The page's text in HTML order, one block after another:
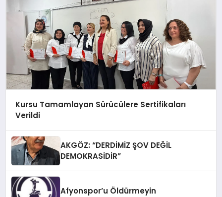
Kursu Tamamlayan Sürücülere Sertifikaları
Verildi
AKGÖZ: “DERDİMİZ ŞOV DEĞİL
DEMOKRASİDİR”
Afyonspor’u Öldürmeyin